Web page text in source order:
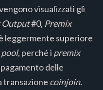
visualizzati gli
Output#0, Premix
leggermente superiore
pool, perché i premix
delle
transazione coinjoin.